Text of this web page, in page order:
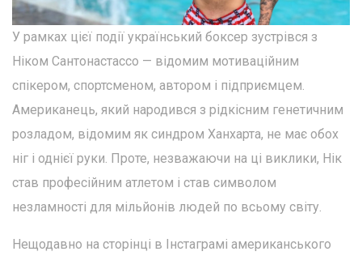
У рамках цієї події український боксер зустрівся з
Ніком Сантонастассо — відомим мотиваційним
спікером, спортсменом, автором і підприємцем.
Американець, який народився з рідкісним генетичним
розладом, відомим як синдром Ханхарта, не має обох
ніг і однієї руки. Проте, незважаючи на ці виклики, Нік
став професійним атлетом і став символом
незламності для мільйонів людей по всьому світу.
Нещодавно на сторінці в Інстаграмі американського